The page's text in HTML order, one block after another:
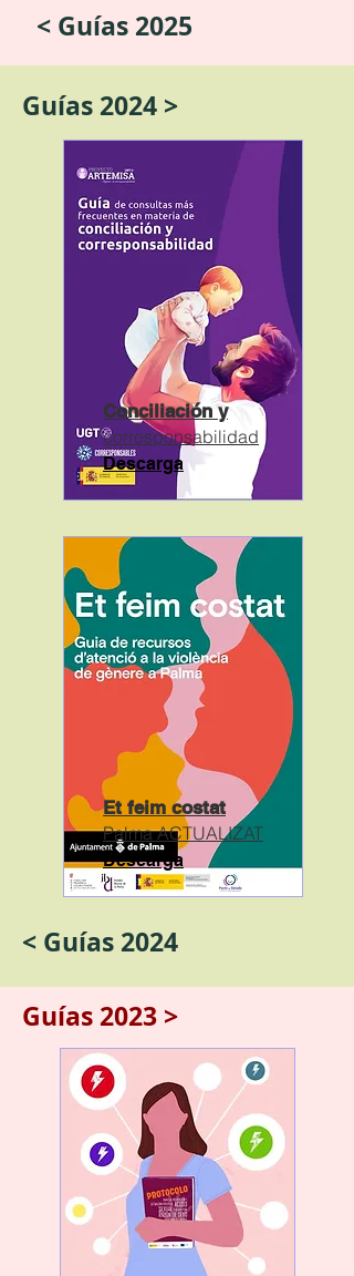
< Guías 2025
Guías 2024 >
Conciliación y
corresponsabilidad
Descarga
Et feim costat
PalmaACTUALIZAT
Descarga
< Guías 2024
Guías 2023 >